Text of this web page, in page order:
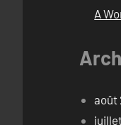
A
août